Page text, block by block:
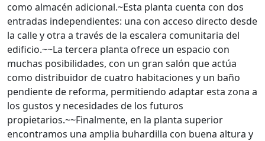
como almacén adicional.~Esta planta cuenta con dos
entradas independientes: una con acceso directo desde
la calle y otra a través de la escalera comunitaria del
edificio.~~La tercera planta ofrece un espacio con
muchas posibilidades, con un gran salón que actúa
como distribuidor de cuatro habitaciones y un baño
pendiente de reforma, permitiendo adaptar esta zona a
los gustos y necesidades de los futuros
propietarios.~~Finalmente, en la planta superior
encontramos una amplia buhardilla con buena altura y